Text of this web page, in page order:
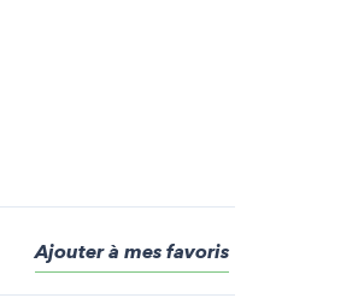
Ajouter à mes favoris